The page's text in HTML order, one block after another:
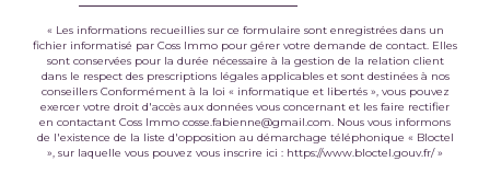
« Les informations recueillies sur ce formulaire sont enregistrées dans un
fichier informatisé par Coss Immo pour gérer votre demande de contact. Elles
sont conservées pour la durée nécessaire à la gestion de la relation client
dans le respect des prescriptions légales applicables et sont destinées à nos
conseillers Conformément à la loi « informatique et libertés », vous pouvez
exercer votre droit d'accès aux données vous concernant et les faire rectifier
en contactant Coss Immo cosse.fabienne@gmail.com. Nous vous informons
de l'existence de la liste d'opposition au démarchage téléphonique « Bloctel
», sur laquelle vous pouvez vous inscrire ici : https://www.bloctel.gouv.fr/»